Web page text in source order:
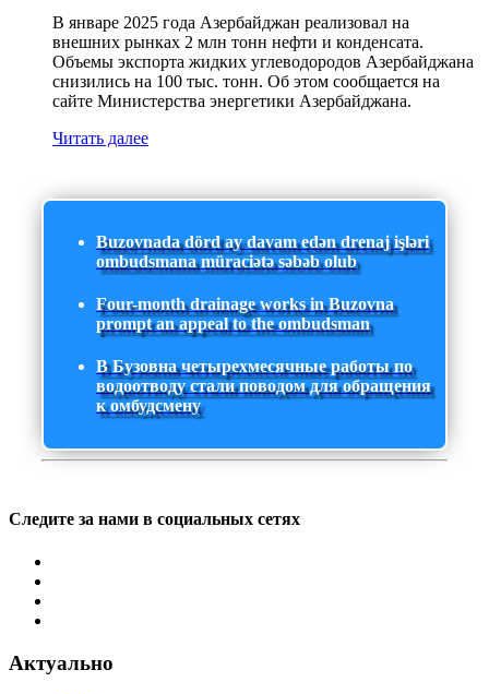
В январе 2025 года Азербайджан реализовал на
внешних рынках 2 млн тонн нефти и конденсата.
Объемы экспорта жидких углеводородов Азербайджана
снизились на 100 тыс. тонн. Об этом сообщается на
сайте Министерства энергетики Азербайджана.
Читать далее
Buzovnada dörd ay davam edən drenaj işləri
ombudsmana müraciətə səbəb olub
Four-month drainage works in Buzovna
prompt an appeal to the ombudsman
В Бузовна четырехмесячные работы по
водоотводу стали поводом для обращения
к омбудсмену
Следите за нами в социальных сетях
Актуально